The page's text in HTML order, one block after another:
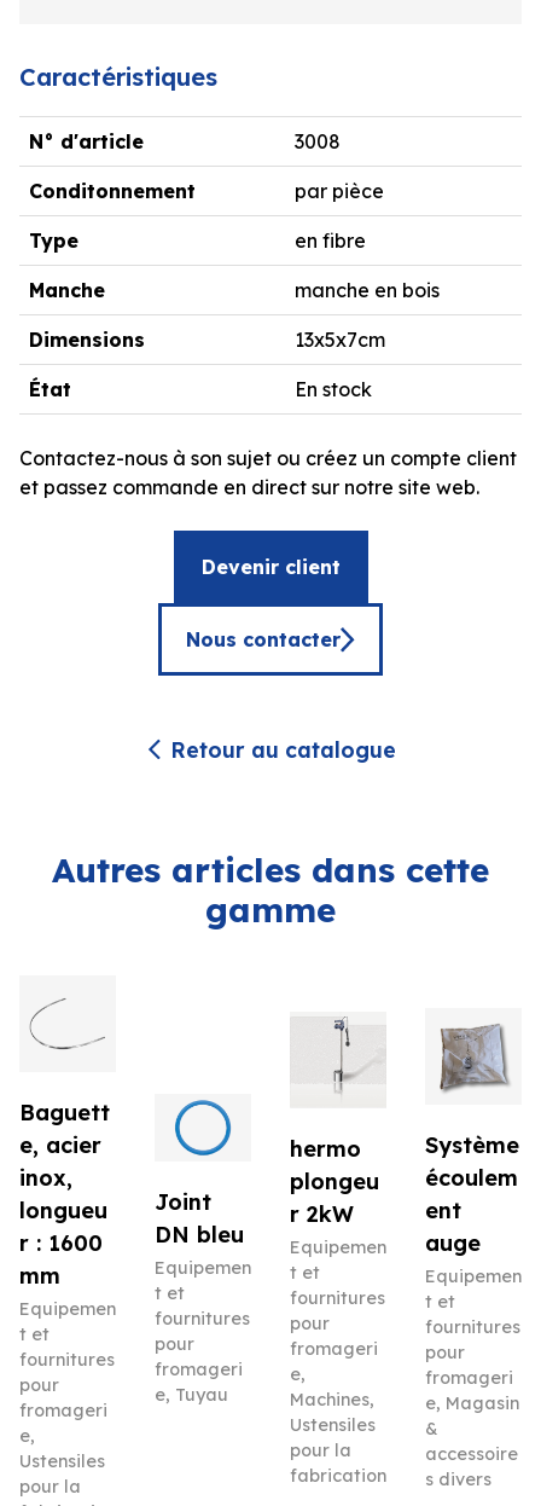
Caractéristiques
N° d'article 3008
Conditonnement par pièce
Type en fibre
Manche manche en bois
Dimensions 13x5x7cm
État En stock
Contactez-nous à son sujet ou créez un compte client
et passez commande en direct sur notre site web.
Devenir client
Nous contacter
Retour au catalogue
Autres articles dans cette
gamme
Baguett
e, acier
inox,
longueu
r : 1600
mm
Equipemen
t et
fournitures
pour
fromageri
e,
Ustensiles
pour la
Joint
DN bleu
Equipemen
t et
fournitures
pour
fromageri
e, Tuyau
hermo
plongeu
r 2kW
Equipemen
t et
fournitures
pour
fromageri
e,
Machines,
Ustensiles
pour la
fabrication
Système
écoulem
ent
auge
Equipemen
t et
fournitures
pour
fromageri
e, Magasin
&
accessoire
s divers